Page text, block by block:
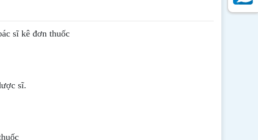
sĩ kê đơn thuốc
sĩ.